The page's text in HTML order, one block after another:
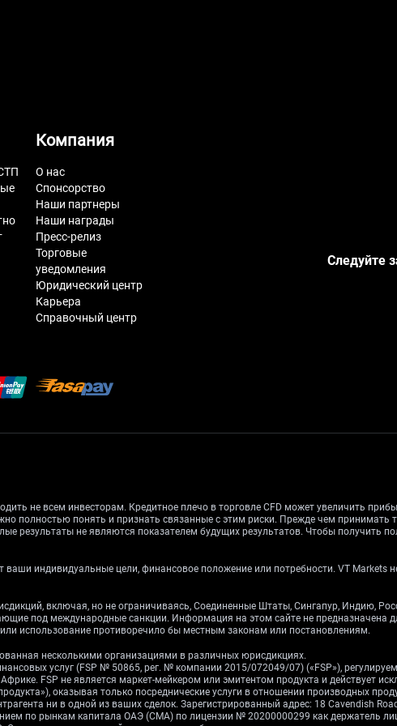
Компания
О нас
Спонсорство
Наши партнеры
Наши награды
Пресс-релиз
Торговые
уведомления
Юридический центр
Карьера
Справочный центр
Следуйте
не всем инвесторам. Кредитное плечо в торговле CFD может увеличить
полностью понять и признать связанные с этим риски. Прежде чем принимать
результаты не являются показателем будущих результатов. Чтобы получить
индивидуальные цели, финансовое положение или потребности. VT Markets не
включая, но не ограничиваясь, Соединенные Штаты, Сингапур, Индию,
под международные санкции. Информация на этом сайте не предназначена
использование противоречило бы местным законам или постановлениям.
несколькими организациями в различных юрисдикциях.
услуг (FSP № 50865, рег. № компании 2015/072049/07) («FSP»),
FSP не является маркет-мейкером или эмитентом продукта и действует
оказывая только посреднические услуги в отношении производных
ни в одной из ваших сделок. Зарегистрированный адрес: 18 Cavendish
по рынкам капитала ОАЭ (CMA) по лицензии № 20200000299 как держатель